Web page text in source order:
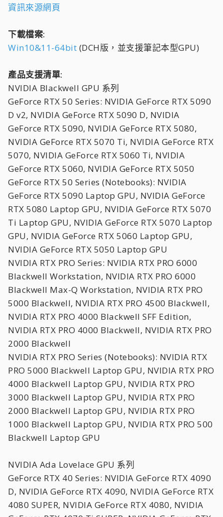
資訊來源網頁
下載檔案:
Win10&11-64bit (DCH版，並支援筆記本型GPU)
產品支援清單:
NVIDIA Blackwell GPU 系列
GeForce RTX 50 Series: NVIDIA GeForce RTX 5090
D v2, NVIDIA GeForce RTX 5090 D, NVIDIA
GeForce RTX 5090, NVIDIA GeForce RTX 5080,
NVIDIA GeForce RTX 5070 Ti, NVIDIA GeForce RTX
5070, NVIDIA GeForce RTX 5060 Ti, NVIDIA
GeForce RTX 5060, NVIDIA GeForce RTX 5050
GeForce RTX 50 Series (Notebooks): NVIDIA
GeForce RTX 5090 Laptop GPU, NVIDIA GeForce
RTX 5080 Laptop GPU, NVIDIA GeForce RTX 5070
Ti Laptop GPU, NVIDIA GeForce RTX 5070 Laptop
GPU, NVIDIA GeForce RTX 5060 Laptop GPU,
NVIDIA GeForce RTX 5050 Laptop GPU
NVIDIA RTX PRO Series: NVIDIA RTX PRO 6000
Blackwell Workstation, NVIDIA RTX PRO 6000
Blackwell Max-Q Workstation, NVIDIA RTX PRO
5000 Blackwell, NVIDIA RTX PRO 4500 Blackwell,
NVIDIA RTX PRO 4000 Blackwell SFF Edition,
NVIDIA RTX PRO 4000 Blackwell, NVIDIA RTX PRO
2000 Blackwell
NVIDIA RTX PRO Series (Notebooks): NVIDIA RTX
PRO 5000 Blackwell Laptop GPU, NVIDIA RTX PRO
4000 Blackwell Laptop GPU, NVIDIA RTX PRO
3000 Blackwell Laptop GPU, NVIDIA RTX PRO
2000 Blackwell Laptop GPU, NVIDIA RTX PRO
1000 Blackwell Laptop GPU, NVIDIA RTX PRO 500
Blackwell Laptop GPU
NVIDIA Ada Lovelace GPU 系列
GeForce RTX 40 Series: NVIDIA GeForce RTX 4090
D, NVIDIA GeForce RTX 4090, NVIDIA GeForce RTX
4080 SUPER, NVIDIA GeForce RTX 4080, NVIDIA